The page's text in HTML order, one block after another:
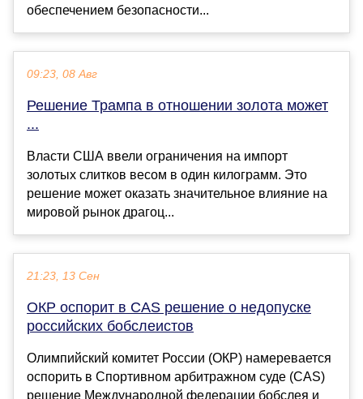
обеспечением безопасности...
09:23, 08 Авг
Решение Трампа в отношении золота может
...
Власти США ввели ограничения на импорт
золотых слитков весом в один килограмм. Это
решение может оказать значительное влияние на
мировой рынок драгоц...
21:23, 13 Сен
ОКР оспорит в CAS решение о недопуске
российских бобслеистов
Олимпийский комитет России (ОКР) намеревается
оспорить в Спортивном арбитражном суде (CAS)
решение Международной федерации бобслея и